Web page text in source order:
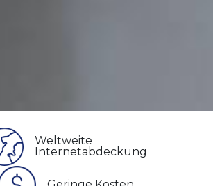
Weltweite
Internetabdeckung